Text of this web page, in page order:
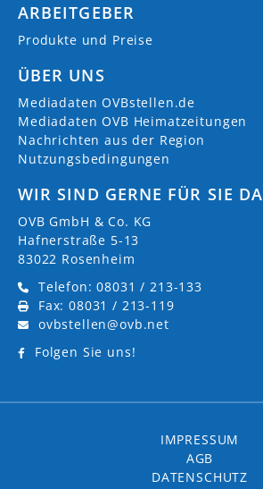
ARBEITGEBER
Produkte und Preise
ÜBER UNS
Mediadaten OVBstellen.de
Mediadaten OVB Heimatzeitungen
Nachrichten aus der Region
Nutzungsbedingungen
WIR SIND GERNE FÜR SIE DA
OVB GmbH & Co. KG
Hafnerstraße 5-13
83022 Rosenheim
Telefon: 08031 / 213-133
Fax: 08031 / 213-119
ovbstellen@ovb.net
Folgen Sie uns!
IMPRESSUM
AGB
DATENSCHUTZ